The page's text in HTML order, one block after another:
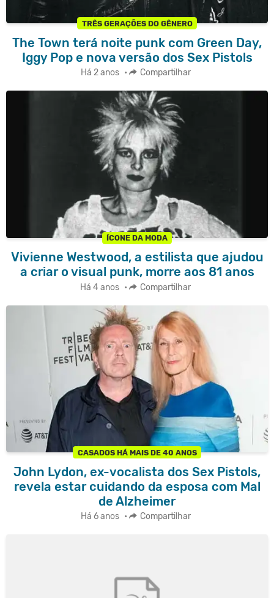
TRÊS GERAÇÕES DO GÊNERO
The Town terá noite punk com Green Day,
Iggy Pop e nova versão dos Sex Pistols
Há 2 anos • Compartilhar
ÍCONE DA MODA
Vivienne Westwood, a estilista que ajudou
a criar o visual punk, morre aos 81 anos
Há 4 anos • Compartilhar
CASADOS HÁ MAIS DE 40 ANOS
John Lydon, ex-vocalista dos Sex Pistols,
revela estar cuidando da esposa com Mal
de Alzheimer
Há 6 anos • Compartilhar